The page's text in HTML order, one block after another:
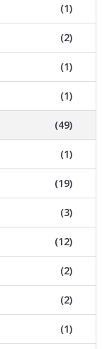
(1)
(2)
(1)
(1)
(49)
(1)
(19)
(3)
(12)
(2)
(2)
(1)